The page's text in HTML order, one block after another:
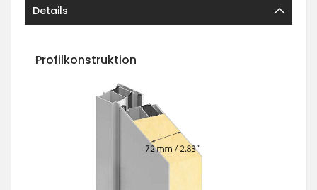
Details